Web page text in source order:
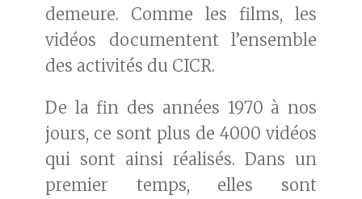
demeure. Comme les films, les
vidéos documentent l’ensemble
des activités du CICR.
De la fin des années 1970 à nos
jours, ce sont plus de 4000 vidéos
qui sont ainsi réalisés. Dans un
premier temps, elles sont